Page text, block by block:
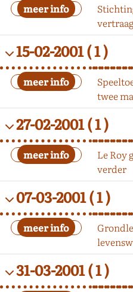
15-02-2001( 1 )
twee
27-02-2001( 1 )
Le Roy
verder
07-03-2001( 1 )
31-03-2001( 1 )